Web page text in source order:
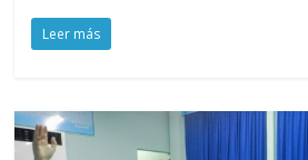
Leer más